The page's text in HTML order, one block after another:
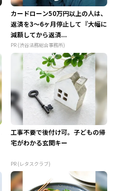
カードローン50万円以上の人は、
返済を3～6ヶ月停止して『大幅に
減額してから返済...
PR (渋谷法務総合事務所)
工事不要で後付け可。子どもの帰
宅がわかる玄関キー
PR (レタスクラブ)